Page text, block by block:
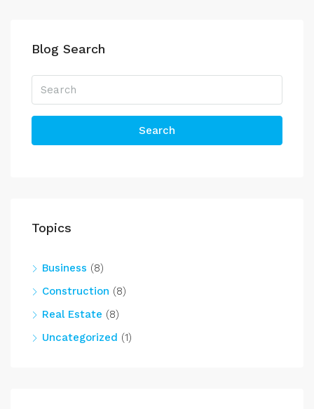
Blog Search
Search
Topics
Business (8)
Construction (8)
Real Estate (8)
Uncategorized (1)